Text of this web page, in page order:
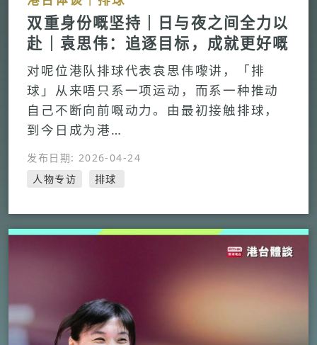
双重身份嘅坚持｜日与夜之间全力以
赴｜袁思伟：追逐目标，成就更好嘅
自己
对呢位港队排球代表袁思伟嚟讲，「排
球」从来唔只系一项运动，而系一种推动
自己不断向前嘅动力。由最初接触排球，
到今日成为港…
发布日期: 2026-04-24
人物专访
排球